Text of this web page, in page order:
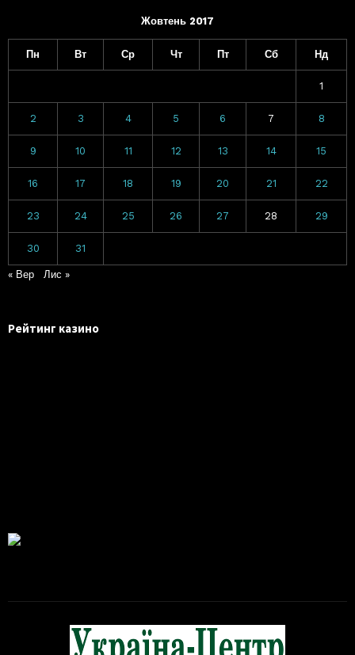
Жовтень 2017
Пн Вт Ср Чт Пт Сб Нд
1
2 3 4 5 6 7 8
9 10 11 12 13 14 15
16 17 18 19 20 21 22
23 24 25 26 27 28 29
30 31
« Вер Лис »
Рейтинг казино